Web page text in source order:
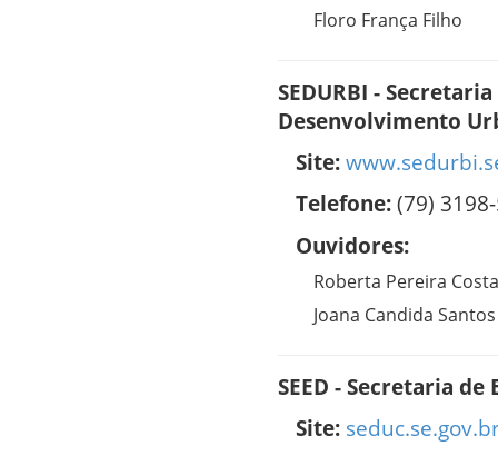
Floro França Filho
SEDURBI -
Desenvolvimento
Site:
Telefone:(79)
Ouvidores:
Roberta Pereira Costa
Joana Candida Santos
SEED - Secretaria de
Site: